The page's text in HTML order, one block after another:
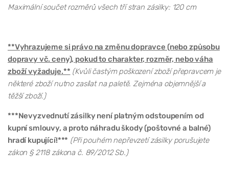
Maximální součet rozměrů všech tří stran zásilky: 120 cm
**Vyhrazujeme si právo na změnu dopravce (nebo způsobu
dopravy vč. ceny), pokud to charakter, rozměr, nebo váha
zboží vyžaduje.** (Kvůli častým poškození zboží přepravcem je
některé zboží nutno zasílat na paletě. Zejména objemnější a
těžší zboží.)
***Nevyzvednutí zásilky není platným odstoupením od
kupní smlouvy, a proto náhradu škody (poštovné a balné)
hradí kupující!*** (Při pouhém nepřevzetí zásilky porušujete
zákon § 2118 zákona č. 89/2012 Sb.)